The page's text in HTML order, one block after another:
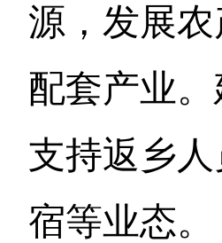
源，发展
配套产业
支持返乡
宿等业态